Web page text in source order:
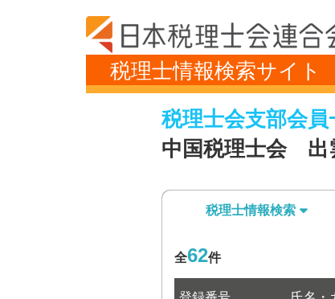
税理士情報検索サイト
税理士会支部会員
中国税理士会 出
税理士情報検索
全62件